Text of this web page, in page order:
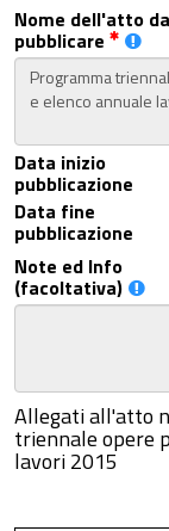
Nome dell'atto da
pubblicare
Data inizio
pubblicazione
Data fine
pubblicazione
Note ed Info
(facoltativa)
Allegati all'atto
triennale opere
lavori 2015